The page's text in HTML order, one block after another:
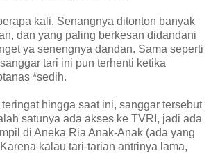
kali. Senangnya ditonton banyak
dan yang paling berkesan didandani
ya senengnya dandan. Sama seperti
tari ini pun terhenti ketika
*sedih.
hingga saat ini, sanggar tersebut
satunya ada akses ke TVRI, jadi ada
di Aneka Ria Anak-Anak (ada yang
kalau tari-tarian antrinya lama,